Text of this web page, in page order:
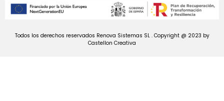
Todos los derechos reservados Renova Sistemas SL . Copyright @ 2023 by
Castellon Creativa